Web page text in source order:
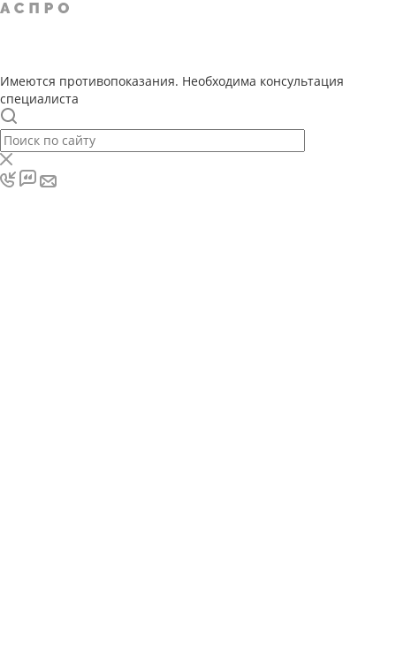
Имеются противопоказания. Необходима консультация
специалиста